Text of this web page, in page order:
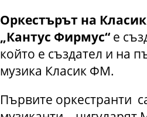
Оркестърът на
„Кантус Фирмус“ е
който е създател и на
музика Класик ФМ.
Първите оркестранти